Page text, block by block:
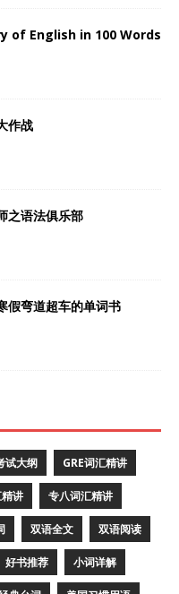
of English in 100 Words
作战
之语法俱乐部
假弯道超车的单词书
试大纲 GRE词汇精讲
讲 专八词汇精讲
双语全文 双语阅读
好书推荐 小词详解